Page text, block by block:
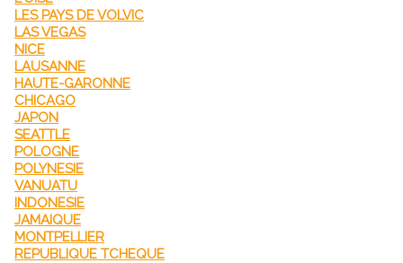
LES PAYS DE VOLVIC
LAS VEGAS
NICE
LAUSANNE
HAUTE-GARONNE
CHICAGO
JAPON
SEATTLE
POLOGNE
POLYNESIE
VANUATU
INDONESIE
JAMAIQUE
MONTPELLIER
REPUBLIQUE TCHEQUE